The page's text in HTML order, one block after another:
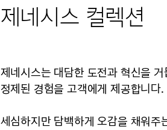
제네시스 컬렉션
제네시스는 대담한 도전과 혁신을
정제된 경험을 고객에게 제공합니다.
세심하지만 담백하게 오감을 채워주